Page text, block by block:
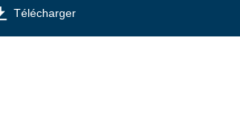
Télécharger